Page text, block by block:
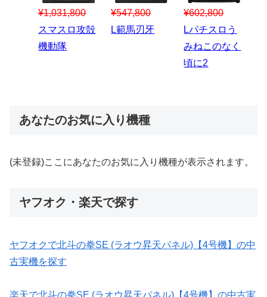
¥547,800
スマスロハナ
ビ
¥150,000
スマスロ秘宝
¥1,867,800
Lパチスロ 炎
炎ノ消防隊2
あなたのお気に入り機種
(未登録)ここにあなたのお気に入り機種が表示されます。
ヤフオク・楽天で探す
ヤフオクで北斗の拳SE (ラオウ昇天パネル)【4号機】の中
古実機を探す